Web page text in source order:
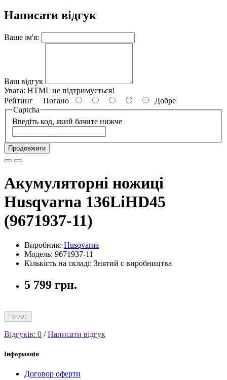
Написати відгук
Ваше ім'я:
Ваш відгук
Увага: HTML не підтримується!
Рейтинг Погано
Добре
Captcha
Введіть код, який бачите нижче
Продовжити
Акумуляторні ножиці
Husqvarna 136LiHD45
(9671937-11)
Виробник: Husqvarna
Модель: 9671937-11
Кількість на складі: Знятий с виробництва
5 799 грн.
Немає
Відгуків: 0 /Написати відгук
Інформація
Договор оферти